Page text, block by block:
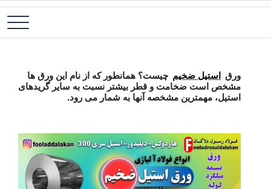
پرش فولاد آلیاژی-میلگرد آلیاژی-تسمه آلیاژی-ورق آلیاژی-لوله آلیاژی-نبشی
ورق استیل ضخیم چیست؟ همانطور که از نام این ورق ها
مشخص است ضخامت و قطر بیشتر نسبت به سایر گریدهای
استیل، مهمترین مشخصه آنها به شمار می رود.